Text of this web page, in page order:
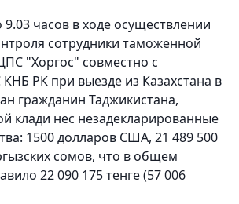
9.03 часов в ходе осуществлении
сотрудники таможенной
"Хоргос" совместно с
РК при выезде из Казахстана в
гражданин Таджикистана,
клади нес незадекларированные
1500 долларов США, 21 489 500
сомов, что в общем
22 090 175 тенге (57 006